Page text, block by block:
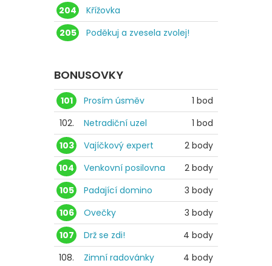
204
Křížovka
205
Poděkuj a zvesela zvolej!
BONUSOVKY
101 Prosím úsměv
1 bod
102.
Netradiční uzel
1 bod
103
Vajíčkový expert
2 body
104
Venkovní posilovna
2 body
105
Padající domino
3 body
106
Ovečky
3 body
107
Drž se zdi!
4 body
108.
Zimní radovánky
4 body